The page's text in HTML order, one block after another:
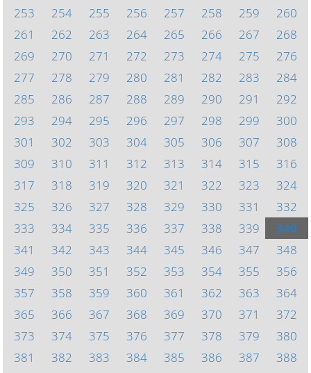
253
254 255 256 257 258 259
260
261
262 263 264 265 266 267
268
269
270 271 272 273 274 275
276
277
278 279 280 281 282 283
284
285
286 287 288 289 290 291
292
293
294 295 296 297 298 299
300
301
302 303 304 305 306 307
308
309
310 311 312 313 314 315
316
317
318 319 320 321 322 323
324
325
326 327 328 329 330 331
332
333
334 335 336 337 338 339
340
341
342 343 344 345 346 347
348
349
350 351 352 353 354 355
356
357
358 359 360 361 362 363
364
365
366 367 368 369 370 371
372
373
374 375 376 377 378 379
380
381
382 383 384 385 386 387
388